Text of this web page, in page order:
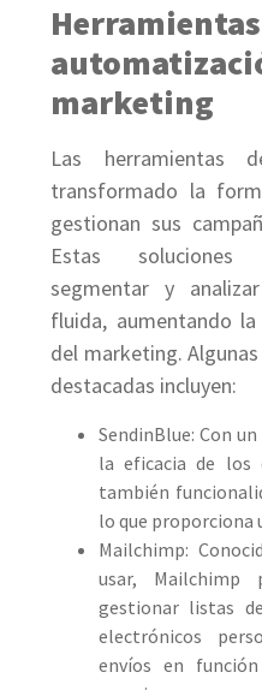
marketing
Las herramientas
transformado la
gestionan sus
Estas soluciones
segmentar y
fluida, aumentando
del marketing.
destacadas incluyen:
SendinBlue: Con
la eficacia de los
también
lo que proporciona
Mailchimp:
usar, Mailchimp
gestionar listas
electrónicos
envíos en